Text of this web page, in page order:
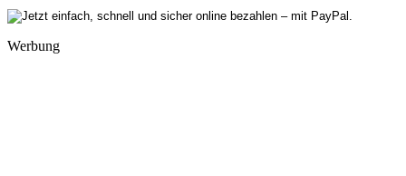
Werbung